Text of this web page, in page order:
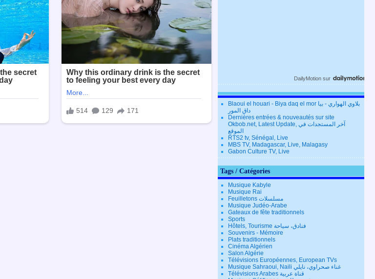
DailyMotion sur
Blaoui el houari - Biya daq el mor بلاوي الهواري - بيا
داق المور
Dernières entrées & nouveautés sur site
Okbob.net, Latest Update, آخر المستجدات في
الموقع
RTS2 tv, Sénégal, Live
MBS TV, Madagascar, Live, Malagasy
Gabon Culture TV, Live
Tags / Catégories
Musique Kabyle
Musique Rai
Feuilletons مسلسلات
Musique Judéo-Arabe
Gateaux de fête traditionnels
Sports
Hôtels, Tourisme فنادق، سياحة
Souvenirs - Mémoire
Plats traditionnels
Cinéma Algérien
Salon Algérie
Télévisions Européennes, European TVs
Musique Sahraoui, Naili غناء صحراوي، نايلي
Télévisions Arabes قناة عربية